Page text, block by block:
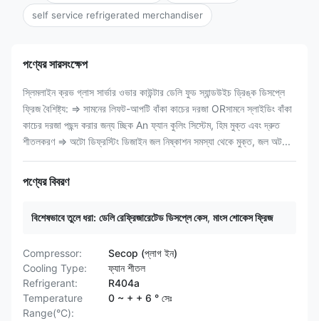
self service refrigerated merchandiser
পণ্যের সারসংক্ষেপ
স্লিমলাইন ক্রভ গ্লাস সার্ভার ওভার কাউন্টার ডেলি ফুড স্যান্ডউইচ ড্রিঙ্ক ডিসপ্লে
ফ্রিজ বৈশিষ্ট্য: ⇒ সামনের লিফট-আপটি বাঁকা কাচের দরজা ORসামনে স্লাইডিং বাঁকা
কাচের দরজা পছন্দ করার জন্য চ্ছিক An ফ্যান কুলিং সিস্টেম, হিম মুক্ত এবং দ্রুত
শীতলকরণ ⇒ অটো ডিফ্রস্টিং ডিজাইন জল নিষ্কাশন সমস্যা থেকে মুক্ত, জল অট...
পণ্যের বিবরণ
বিশেষভাবে তুলে ধরা: ডেলি রেফ্রিজারেটেড ডিসপ্লে কেস, মাংস শোকেস ফ্রিজ
Compressor:
Secop (প্লাগ ইন)
Cooling Type:
ফ্যান শীতল
Refrigerant:
R404a
Temperature
Range(°C):
0 ~ + + 6 ° সেঃ